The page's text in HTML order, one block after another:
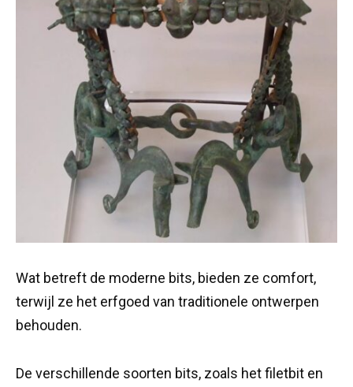
Wat betreft de moderne bits, bieden ze comfort,
terwijl ze het erfgoed van traditionele ontwerpen
behouden.
De verschillende soorten bits, zoals het filetbit en